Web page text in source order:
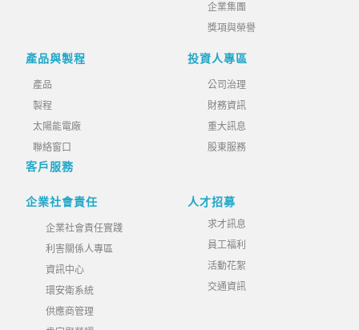
企業集團
獎項與榮譽
產品與製程
產品
製程
太陽能電廠
聯絡窗口
客戶服務
投資人專區
公司治理
財務資訊
重大訊息
股東服務
企業社會責任
企業社會責任實踐
利害關係人專區
資訊中心
環安衛系統
供應商管理
人才招募
求才訊息
員工福利
活動花絮
交通資訊